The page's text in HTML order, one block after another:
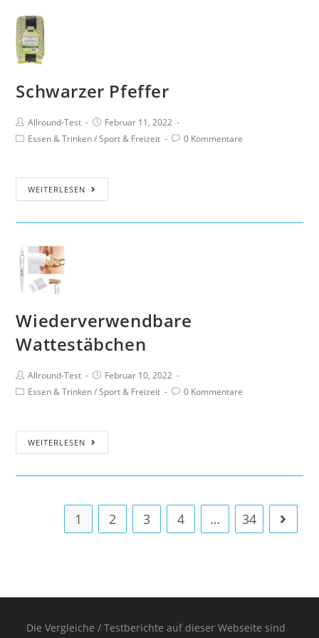
Schwarzer Pfeffer
Allround-Test
Februar 11, 2022
Essen & Trinken / Sport & Freizeit 0 Kommentare
WEITERLESEN
Wiederverwendbare
Wattestäbchen
Allround-Test
Februar 10, 2022
Essen & Trinken / Sport & Freizeit 0 Kommentare
WEITERLESEN
1 2 3 4 … 34
Die Vergleiche / Testberichte auf dieser Webseite sind